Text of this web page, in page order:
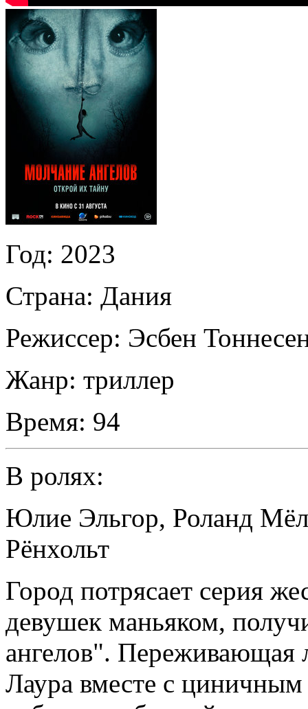
Год: 2023
Страна: Дания
Режиссер: Эсбен
Жанр: триллер
Время: 94
В ролях:
Юлие Эльгор, Роланд
Рёнхольт
Город потрясает серия
девушек маньяком,
ангелов". Переживающая
Лаура вместе с